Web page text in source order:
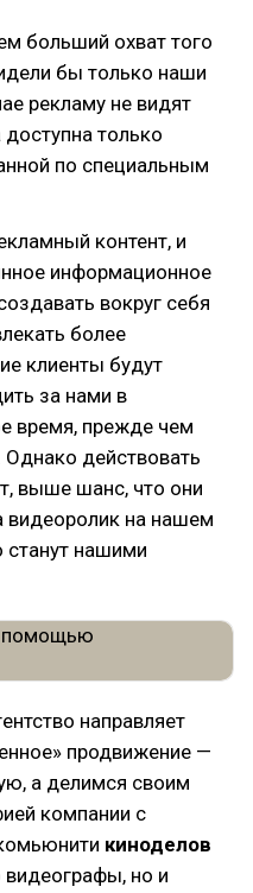
больший охват того
бы только наши
рекламу не видят
только
по специальным
контент, и
информационное
вокруг себя
более
клиенты будут
за нами в
время, прежде чем
Однако действовать
выше шанс, что они
видеоролик на нашем
станут нашими
направляет
продвижение —
а делимся своим
компании с
киноделов
видеографы, но и